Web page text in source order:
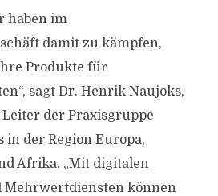
haben im
damit zu kämpfen,
Produkte für
sagt Dr. Henrik Naujoks,
der Praxisgruppe
in der Region Europa,
Afrika. „Mit digitalen
Mehrwertdiensten können